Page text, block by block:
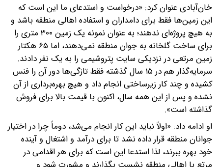
خان‌آبادی عنوان کرد: «درخواست و استدعای ما این است که
این زمین‌ها فقط برای دامداران و استفاده اهالی منطقه باشد و
به هیچ پروژه‌ای ندهند؛ به عنوان نمونه یک زمین ۳۰۰ متری را
برای ساخت گلخانه به جوان منطقه نمی‌دهند، اما ۶۵ هکتار
زمین مرتعی در نزدیکی سایت پتروشیمی را به یک نفر دادند.
سرمایه‌گذار هم در ۱۵ سال گذشته فقط تازگی‌ها دور آن را فنس
کشیده و چند کار زیرساختی انجام داد و هیچ بهره‌برداری از آن
نشده و پس از این همه سال، اکنون با قیمت بالا برای فروش
گذاشته است».
او ادامه داد: «اولاً نباید این کار انجام می‌شد، دوماً چرا در اختیار
جوانان منطقه قرار داده نشد تا برای درآمد و اشتغال و آینده
خود بهره ببرند، لذا استدعا این است که برای هر اقدامی در